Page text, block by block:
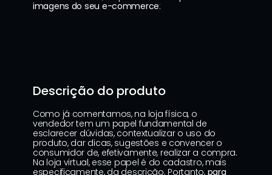
imagens do seu e-commerce:
Descrição do produto
Como já comentamos, na loja física, o
vendedor tem um papel fundamental de
esclarecer dúvidas, contextualizar o uso do
produto, dar dicas, sugestões e convencer o
consumidor de, efetivamente, realizar a compra.
Na loja virtual, esse papel é do cadastro, mais
especificamente, da descrição. Portanto, para